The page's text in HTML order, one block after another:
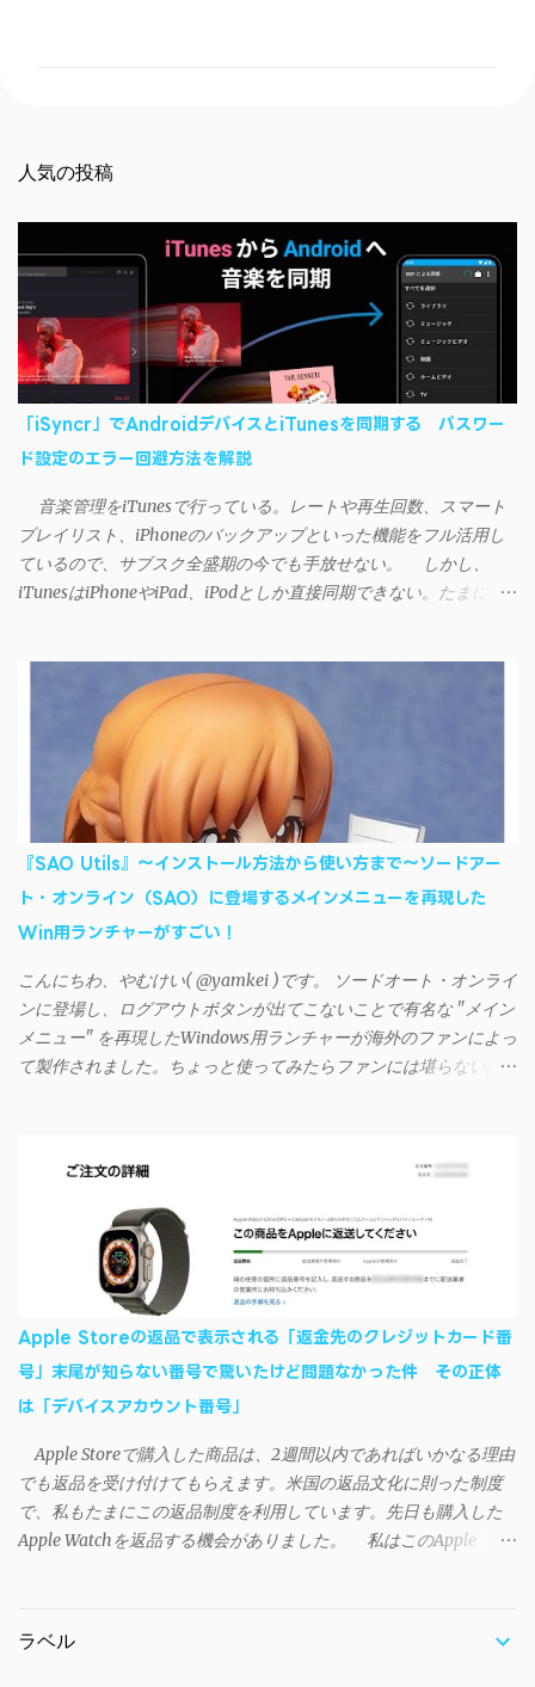
人気の投稿
「iSyncr」でAndroidデバイスとiTunesを同期する パスワー
ド設定のエラー回避方法を解説
音楽管理をiTunesで行っている。レートや再生回数、スマート
プレイリスト、iPhoneのバックアップといった機能をフル活用し
ているので、サブスク全盛期の今でも手放せない。 しかし、
iTunesはiPhoneやiPad、iPodとしか直接同期できない。たまに
ドパーティー製のアプリを PC と Androidデバイス それぞれにイン
ストールすれば、Wi-Fiや USB接続 を通じて同期できるようにな
る。私も 2012年頃にAndroidウォークマン を使い始めた頃から便
利に活用させてもらっていたのだが、2023年現在はiSyncrを使っ
て同期ができないという声を多数見かけるようになった。 具体
的には、PC側のiSyncrアプリで設定したパスワードをAndroidアプ
リに入力しようとすると、入力したパスワードが保存されず、い
つまでたっても再度入力を促されるというもの。 この不具合を
回避するには、次の手順が有効だ。 Androidデバイスの言語を英語
に設定する （念のため）再起動する iSyncrでパスワードを入力す
すれば完了 一度この手順を施せば、言語設定は日本語に戻して
もOKだ。これでWi-Fiを使った同期機能が使えるようになる。USB
接続による同期については、アプリに根本的な不具合が発生して
おり、現時点で使えないようだ。諦めよう。 今回の不具合につ
iSyncrを活用することで、Androidデバイスでもレート機能や再生
ートフォンに移行したい場合に役立つはずだ。
『SAO Utils』～インストール方法から使い方まで～ソードアー
ト・オンライン（SAO）に登場するメインメニューを再現した
Win用ランチャーがすごい！
こんにちわ、やむけい( @yamkei )です。 ソードオート・オンライ
ンに登場し、ログアウトボタンが出てこないことで有名な "メイン
メニュー" を再現したWindows用ランチャーが海外のファンによっ
て製作されました。ちょっと使ってみたらファンには堪らないほ
す・・・。カッコイイ！！ 開発ページ（英語） gpbeta.com - The
SAO Utilities Project – development log インストール（導入）手順
1. 開発ページ のDownloadsの項目から自分のOSにあったファイル
をダウンロードする。 Windows（Windows2000, XP, Vista, Win7,
Win8）に対応です。 （ ◆自分のパソコンが 32 ビット版か 64 ビッ
ト版かを確認したい ） 2.ダウンロードしたファイルを解凍後、
（自分はProgram Filesの中に移動させちゃいました）フォルダの
中にある SAO Utils.exe を実行。 3.アップデートがある場合は起動
時に知らせてくれるので、パッチをダウンロードしましょう。 ダ
て切り取り、先ほどダウンロードした SAO Utilsフォルダ へ貼り付
け、新しいファイルへ置き換えることで適用できます。 起動方法
と各種設定 アップデートが完了したら改めて SAO Utils.exe を起動
すると、アニメで見覚えのあるスプラッシュウィンドウがSEとと
（ランチャーの中からも可能です）簡単ですが日本語訳。（現在
Apple Storeの返品で表示される「返金先のクレジットカード番
号」末尾が知らない番号で驚いたけど問題なかった件 その正体
は「デバイスアカウント番号」
Apple Storeで購入した商品は、2週間以内であればいかなる理由
でも返品を受け付けてもらえます。米国の返品文化に則った制度
で、私もたまにこの返品制度を利用しています。先日も購入した
Apple Watchを返品する機会がありました。 私はこのApple
が、返品状況が分かる概要ページには見覚えのないクレカ番号
ラベル